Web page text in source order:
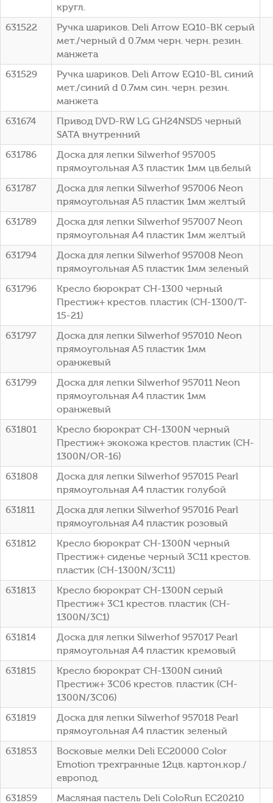
кругл.
631522
Ручка шариков. Deli Arrow EQ10-BK серый
мет./черный d 0.7мм черн. черн. резин.
манжета
631529
Ручка шариков. Deli Arrow EQ10-BL синий
мет./синий d 0.7мм син. черн. резин.
манжета
631674
Привод DVD-RW LG GH24NSD5 черный
SATA внутренний
631786
Доска для лепки Silwerhof 957005
прямоугольная A3 пластик 1мм цв.белый
631787
Доска для лепки Silwerhof 957006 Neon
прямоугольная A5 пластик 1мм желтый
631789
Доска для лепки Silwerhof 957007 Neon
прямоугольная A4 пластик 1мм желтый
631794
Доска для лепки Silwerhof 957008 Neon
прямоугольная A5 пластик 1мм зеленый
631796
Кресло бюрократ CH-1300 черный
Престиж+ крестов. пластик (CH-1300/T-
15-21)
631797
Доска для лепки Silwerhof 957010 Neon
прямоугольная A5 пластик 1мм
оранжевый
631799
Доска для лепки Silwerhof 957011 Neon
прямоугольная A4 пластик 1мм
оранжевый
631801
Кресло бюрократ CH-1300N черный
Престиж+ экокожа крестов. пластик (CH-
1300N/OR-16)
631808
Доска для лепки Silwerhof 957015 Pearl
прямоугольная A4 пластик голубой
631811
Доска для лепки Silwerhof 957016 Pearl
прямоугольная A4 пластик розовый
631812
Кресло бюрократ CH-1300N черный
Престиж+ сиденье черный 3C11 крестов.
пластик (CH-1300N/3C11)
631813
Кресло бюрократ CH-1300N серый
Престиж+ 3C1 крестов. пластик (CH-
1300N/3C1)
631814
Доска для лепки Silwerhof 957017 Pearl
прямоугольная A4 пластик кремовый
631815
Кресло бюрократ CH-1300N синий
Престиж+ 3C06 крестов. пластик (CH-
1300N/3C06)
631819
Доска для лепки Silwerhof 957018 Pearl
прямоугольная A4 пластик зеленый
631853
Восковые мелки Deli EC20000 Color
Emotion трехгранные 12цв. картон.кор./
европод.
631859
Масляная пастель Deli ColoRun EC20210